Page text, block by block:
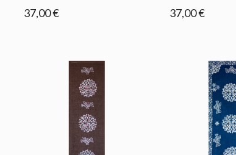
37,00 €
37,00 €